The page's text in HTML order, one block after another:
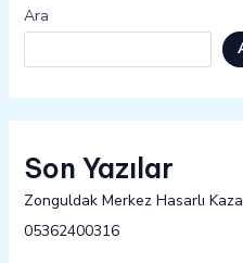
Ara
Son Yazılar
Zonguldak Merkez Hasarlı
05362400316